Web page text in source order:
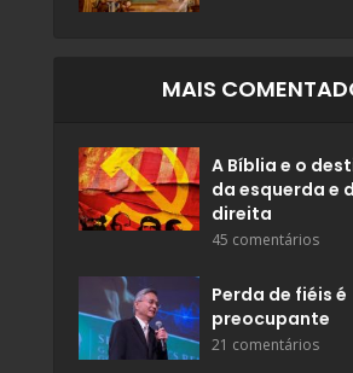
MAIS
A Bíblia e o
da esquerda e
direita
45 comentários
Perda de fiéis é
preocupante
21 comentários